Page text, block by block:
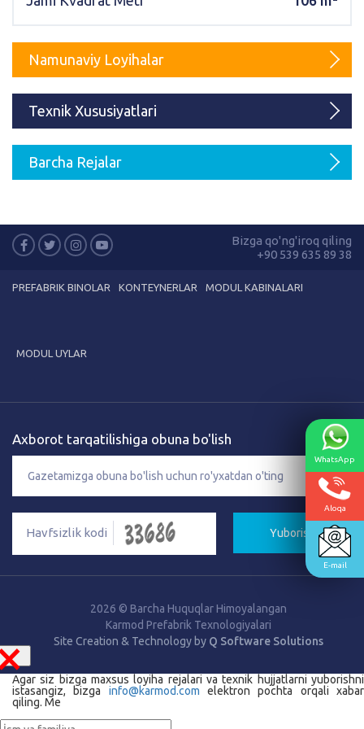
Karmod Magyarország Karmod United Kingdom
Namunaviy Loyihalar
Texnik Xususiyatlari
Barcha Rejalar
Bizga qo'ng'iroq qiling
+90 539 635 89 38
PREFABRIK BINOLAR KONTEYNERLAR MODUL KABINALARI
MODUL UYLAR
Axborot tarqatilishiga obuna bo'lish
Yuborish
2026 © Barcha Huquqlar Himoyalangan
Karmod Prefabrik Texnologiyalari
Site Creation & Technology by Q Software Solutions
WhatsApp
Aloqa
E-mail
Agar siz bizga maxsus loyiha rejalari va texnik hujjatlarni yuborishni
istasangiz, bizga info@karmod.com elektron pochta orqali xabar
qiling. Me